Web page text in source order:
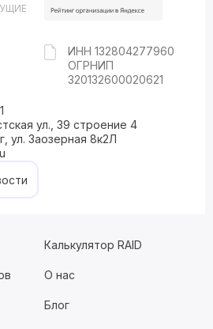
ИНН 132804277960
ОГРНИП
320132600020621
ул., 39 строение 4
ул. Заозерная 8к2Л
Калькулятор RAID
О нас
Блог